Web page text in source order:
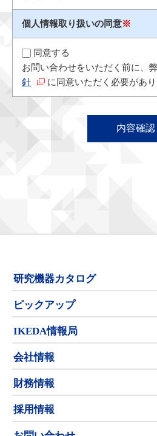
個人情報取り扱いの同意※
同意する
お問い合わせをいただく前に、
針
に同意いただく必要があり
研究機器カタログ
ピックアップ
IKEDA情報局
会社情報
財務情報
採用情報